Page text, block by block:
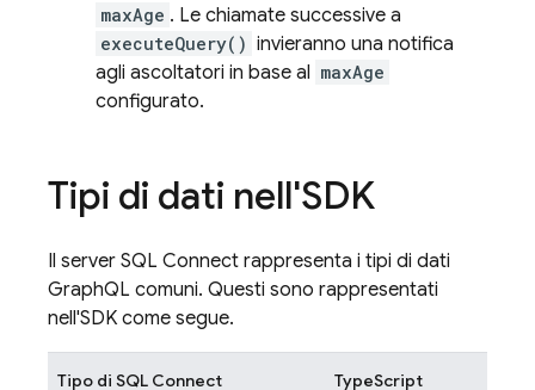
maxAge . Le chiamate successive a
executeQuery() invieranno una notifica
agli ascoltatori in base al maxAge
configurato.
Tipi di dati nell'SDK
Il server SQL Connect rappresenta i tipi di dati
GraphQL comuni. Questi sono rappresentati
nell'SDK come segue.
Tipo di SQL Connect TypeScript